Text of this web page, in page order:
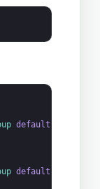
default
default